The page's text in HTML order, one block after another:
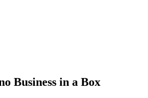
Business in a Box